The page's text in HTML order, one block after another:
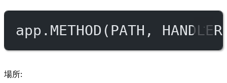
app. METHOD ( PATH , HANDLER
場所: